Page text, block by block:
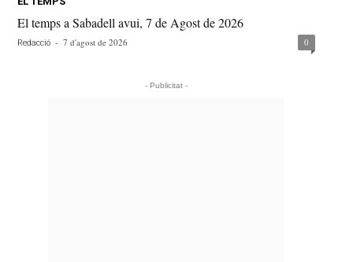
El temps a Sabadell avui, 7 de Agost de 2026
Redacció - 7 d'agost de 2026 0
- Publicitat -